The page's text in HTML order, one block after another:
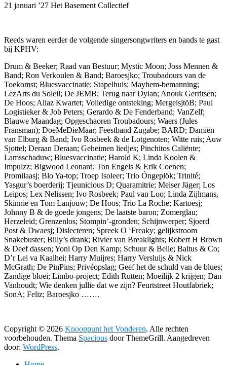
21 januari ’27 Het Basement Collectief
Reeds waren eerder de volgende singersongwriters en bands te gast
bij KPHV:
Drum & Beeker; Raad van Bestuur; Mystic Moon; Joss Mennen &
Band; Ron Verkoulen & Band; Baroesjko; Troubadours van de
Toekomst; Bluesvaccinatie; Stapelhuis; Mayhem-bemanning;
LezArts du Soleil; De JEMB; Terug naar Dylan; Anouk Gerritsen;
De Hoos; Aliaz Kwartet; Volledige ontsteking; MergelsjtöB; Paul
Logistieker & Job Peters; Gerardo & De Fenderband; VanZelf;
Blauwe Maandag; Opgeschaoren Troubadours; Waers (Jules
Fransman); DoeMeDieMaar; Feestband Zugabe; BARD; Damiën
van Elburg & Band; Ivo Rosbeek & de Lotgenoten; Witte ruis; Auw
Sjottel; Deraan Deraan; Geheimen liedjes; Pinchitos Caliënte;
Lamsschaduw; Bluesvaccinatie; Harold K; Linda Koolen &
Impulzz; Bigwood Leonard; Ton Engels & Erik Coenen;
Promilaasj; Blo Ya-top; Troep Isoleer; Trio Óngeplök; Trinité;
Yasgur’s boerderij; Tjeunicious D; Quaramitrie; Meiser Jäger; Los
Leipos; Lex Nelissen; Ivo Rosbeek; Paul van Loo; Linda Zijlmans,
Skinnie en Tom Lanjouw; De Hoos; Trio La Roche; Kartoesj;
Johnny B & de goede jongens; De laatste baron; Zomerglau;
Herzeleid; Grenzenlos; Stompin’-gronden; Schijnwerper; Sjoerd
Post & Dwaesj; Dislecteren; Spreek O ‘Freaky; gelijkstroom
Snakebuster; Billy’s drank; Rivier van Breaklights; Robert H Brown
& Deef dassen; Yoni Op Den Kamp; Schuur & Belle; Baltus & Co;
D’r Lei va Kaalhei; Harry Muijres; Harry Versluijs & Nick
McGrath; De PinPins; Privéopslag; Geef het de schuld van de blues;
Zandige bloei; Limbo-project; Edith Rutten; Moeilijk 2 krijgen; Dan
Vanhoudt; Wie denken jullie dat we zijn? Feurtstreet Houtfabriek;
SonA; Feliz; Baroesjko …….
Copyright © 2026 Knooppunt het Vonderen. Alle rechten
voorbehouden. Thema Spacious door ThemeGrill. Aangedreven
door: WordPress.